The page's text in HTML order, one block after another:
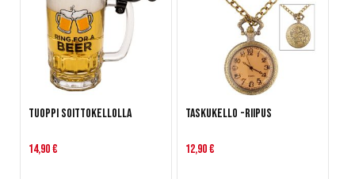
Tuoppi soittokellolla
14,90 €
Taskukello -riipus
12,90 €